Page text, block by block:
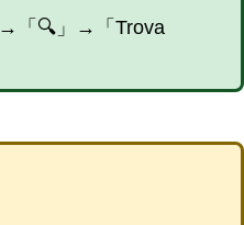
→ 「🔍」 →
「Trova